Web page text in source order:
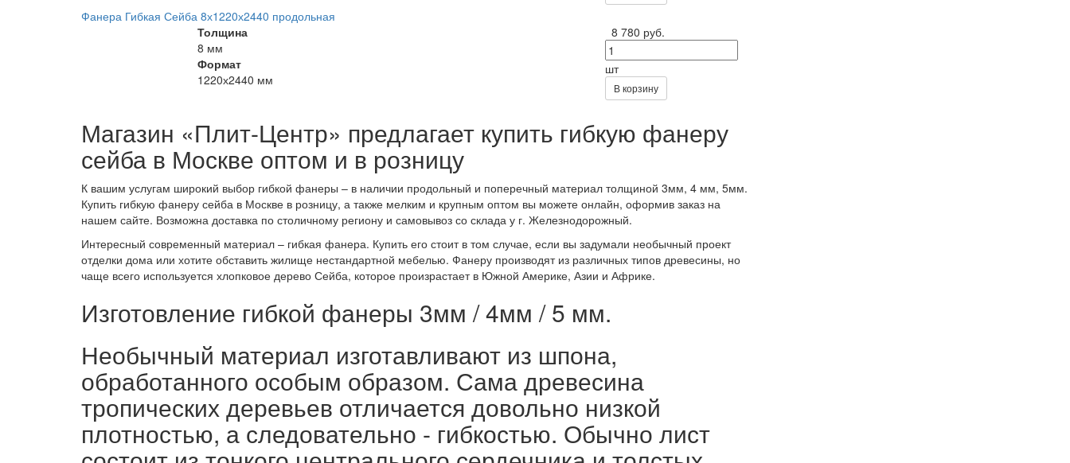
Фанера Гибкая Сейба 8х1220х2440 продольная
Толщина
8 мм
Формат
1220х2440 мм
8 780 руб.
шт
В корзину
Магазин «Плит-Центр» предлагает купить гибкую фанеру
сейба в Москве оптом и в розницу
К вашим услугам широкий выбор гибкой фанеры – в наличии продольный и поперечный материал толщиной 3мм, 4 мм, 5мм.
Купить гибкую фанеру сейба в Москве в розницу, а также мелким и крупным оптом вы можете онлайн, оформив заказ на
нашем сайте. Возможна доставка по столичному региону и самовывоз со склада у г. Железнодорожный.
Интересный современный материал – гибкая фанера. Купить его стоит в том случае, если вы задумали необычный проект
отделки дома или хотите обставить жилище нестандартной мебелью. Фанеру производят из различных типов древесины, но
чаще всего используется хлопковое дерево Сейба, которое произрастает в Южной Америке, Азии и Африке.
Изготовление гибкой фанеры 3мм / 4мм / 5 мм.
Необычный материал изготавливают из шпона,
обработанного особым образом. Сама древесина
тропических деревьев отличается довольно низкой
плотностью, а следовательно - гибкостью. Обычно лист